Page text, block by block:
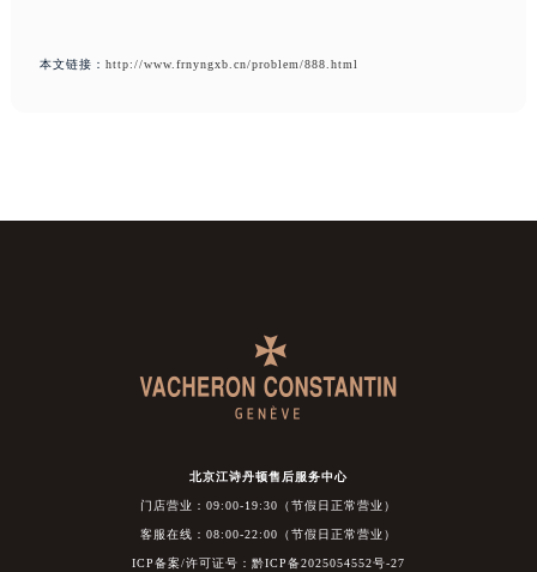
本文链接： http://www.frnyngxb.cn/problem/888.html
北京江诗丹顿售后服务中心
门店营业：09:00-19:30（节假日正常营业）
客服在线：08:00-22:00（节假日正常营业）
ICP备案/许可证号：黔ICP备2025054552号-27